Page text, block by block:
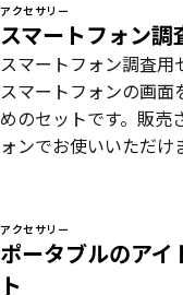
アクセサリー
スマートフォン調
スマートフォン調査
スマートフォンの画
めのセットです。販売
ォンでお使いいただけ
アクセサリー
ポータブルのア
ト